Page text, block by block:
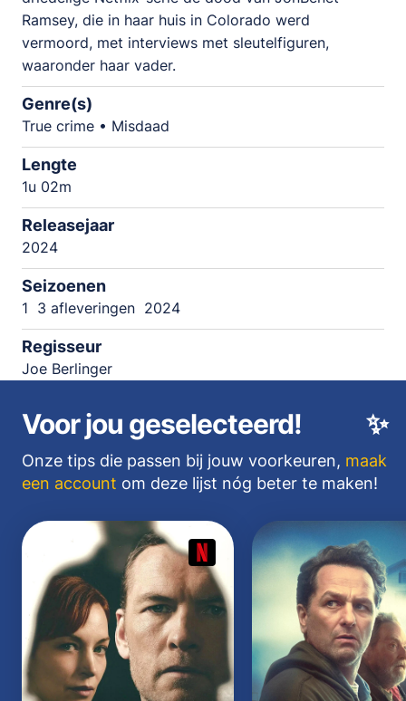
Ramsey, die in haar huis in Colorado werd
vermoord, met interviews met sleutelfiguren,
waaronder haar vader.
Genre(s)
True crime • Misdaad
Lengte
1u 02m
Releasejaar
2024
Seizoenen
1 3 afleveringen 2024
Regisseur
Joe Berlinger
✨
Voor jou geselecteerd!
Onze tips die passen bij jouw voorkeuren, maak
een account om deze lijst nóg beter te maken!